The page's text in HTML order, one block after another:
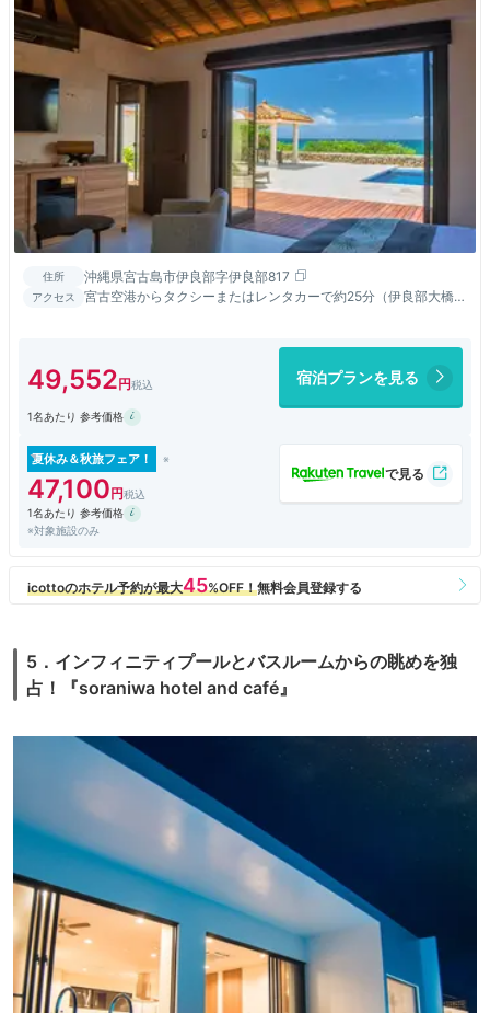
住所 沖縄県宮古島市伊良部字伊良部817
アクセス
宮古空港からタクシーまたはレンタカーで約25分（伊良部大橋経
49,552 宿泊プランを見る
1名あたり 参考価格
夏休み＆秋旅フェア！
47,100
1名あたり 参考価格
※対象施設のみ
5．インフィニティプールとバスルームからの眺めを独
占！『soraniwa hotel and café』